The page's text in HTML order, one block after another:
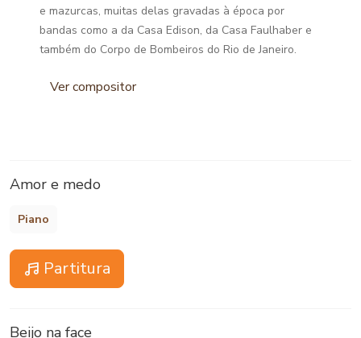
e mazurcas, muitas delas gravadas à época por
bandas como a da Casa Edison, da Casa Faulhaber e
também do Corpo de Bombeiros do Rio de Janeiro.
Ver compositor
Amor e medo
Piano
Partitura
Beijo na face